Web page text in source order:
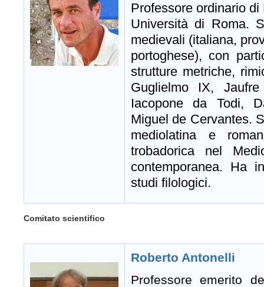
Professore ordinario
Università di Roma.
medievali (italiana,
portoghese), con
strutture metriche,
Guglielmo IX,
Iacopone da Todi,
Miguel de Cervantes.
mediolatina e
trobadorica nel
contemporanea. Ha
studi filologici.
Comitato scientifico
Roberto Antonelli
Professore emerito